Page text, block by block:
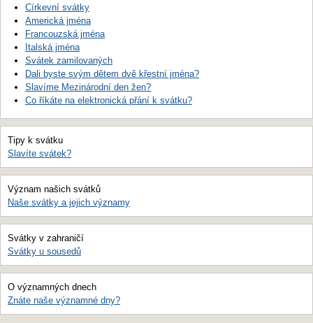
Církevní svátky
Americká jména
Francouzská jména
Italská jména
Svátek zamilovaných
Dali byste svým dětem dvě křestní jména?
Slavíme Mezinárodní den žen?
Co říkáte na elektronická přání k svátku?
Tipy k svátku
Slavíte svátek?
Význam našich svátků
Naše svátky a jejich významy
Svátky v zahraničí
Svátky u sousedů
O významných dnech
Znáte naše významné dny?